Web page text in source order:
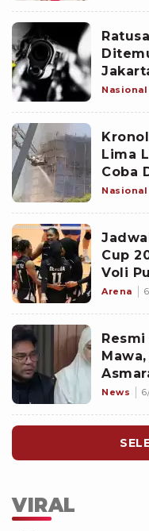
Nasional
Lima
Coba
Nasional
Cup
Voli
Arena
Inara
News
VIRAL